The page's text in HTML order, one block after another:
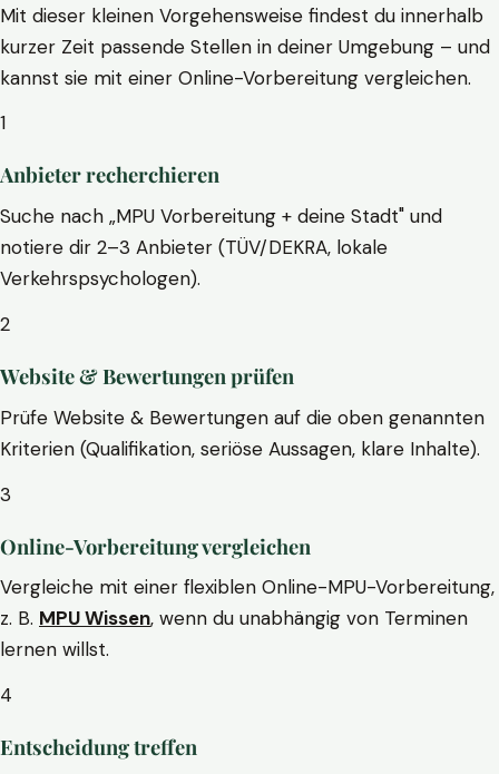
Mit dieser kleinen Vorgehensweise findest du innerhalb
kurzer Zeit passende Stellen in deiner Umgebung – und
kannst sie mit einer Online-Vorbereitung vergleichen.
1
Anbieter recherchieren
Suche nach „MPU Vorbereitung + deine Stadt" und
notiere dir 2–3 Anbieter (TÜV/DEKRA, lokale
Verkehrspsychologen).
2
Website & Bewertungen prüfen
Prüfe Website & Bewertungen auf die oben genannten
Kriterien (Qualifikation, seriöse Aussagen, klare Inhalte).
3
Online-Vorbereitung vergleichen
Vergleiche mit einer flexiblen Online-MPU-Vorbereitung,
z. B. MPU Wissen, wenn du unabhängig von Terminen
lernen willst.
4
Entscheidung treffen